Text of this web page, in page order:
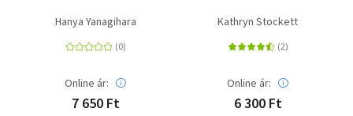
Hanya Yanagihara
Online ár:
7 650 Ft
Kathryn Stockett
Online ár:
6 300 Ft